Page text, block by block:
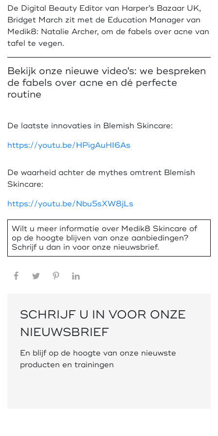
De Digital Beauty Editor van Harper’s Bazaar UK,
Bridget March zit met de Education Manager van
Medik8: Natalie Archer, om de fabels over acne van
tafel te vegen.
Bekijk onze nieuwe video's: we bespreken
de fabels over acne en dé perfecte
routine
De laatste innovaties in Blemish Skincare:
https://youtu.be/HPigAuHI6As
De waarheid achter de mythes omtrent Blemish
Skincare:
https://youtu.be/Nbu5sXW8jLs
Wilt u meer informatie over Medik8 Skincare of
op de hoogte blijven van onze aanbiedingen?
Schrijf u dan in voor onze nieuwsbrief.
Facebook
Twitter Pinterest
SCHRIJF U IN VOOR ONZE
NIEUWSBRIEF
En blijf op de hoogte van onze nieuwste
producten en trainingen